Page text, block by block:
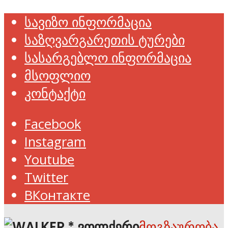
სავიზო ინფორმაცია
საზღვარგარეთის ტურები
სასარგებლო ინფორმაცია
მსოფლიო
კონტაქტი
Facebook
Instagram
Youtube
Twitter
ВКонтакте